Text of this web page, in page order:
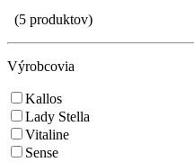
(5 produktov)
Výrobcovia
Kallos
Lady Stella
Vitaline
Sense